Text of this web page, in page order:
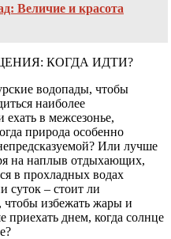
Величие и красота
КОГДА ИДТИ?
водопады, чтобы
наиболее
в межсезонье,
природа особенно
Или лучше
на наплыв отдыхающих,
в прохладных водах
суток – стоит ли
чтобы избежать жары и
днем, когда солнце